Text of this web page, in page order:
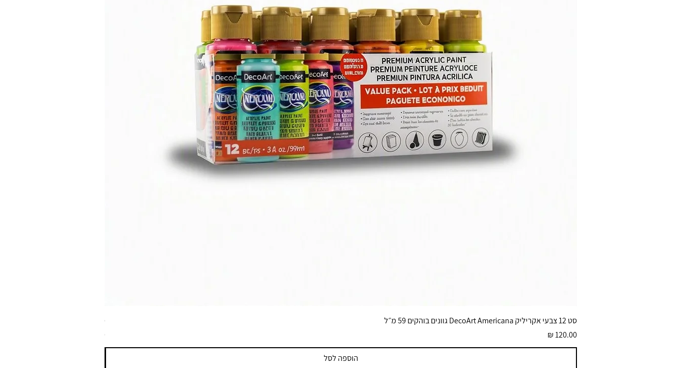
סט 12 צבעי אקריליק DecoArt Americana גוונים בוהקים 59 מ״ל
מחיר
הוספה לסל
ספריי צבע שחור לטמבון MTN WEPRO Bumper Paint
מחיר